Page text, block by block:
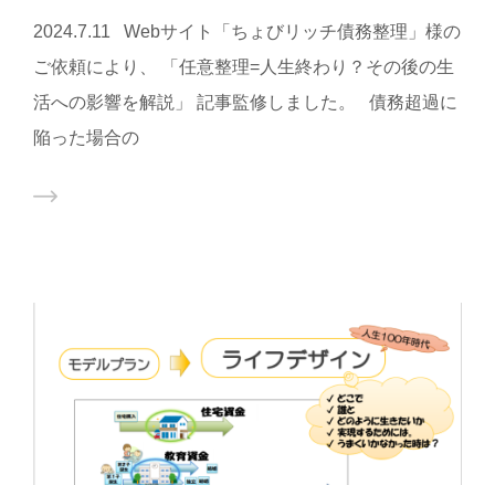
2024.7.11 Webサイト「ちょびリッチ債務整理」様の
ご依頼により、 「任意整理=人生終わり？その後の生
活への影響を解説」 記事監修しました。 債務超過に
陥った場合の